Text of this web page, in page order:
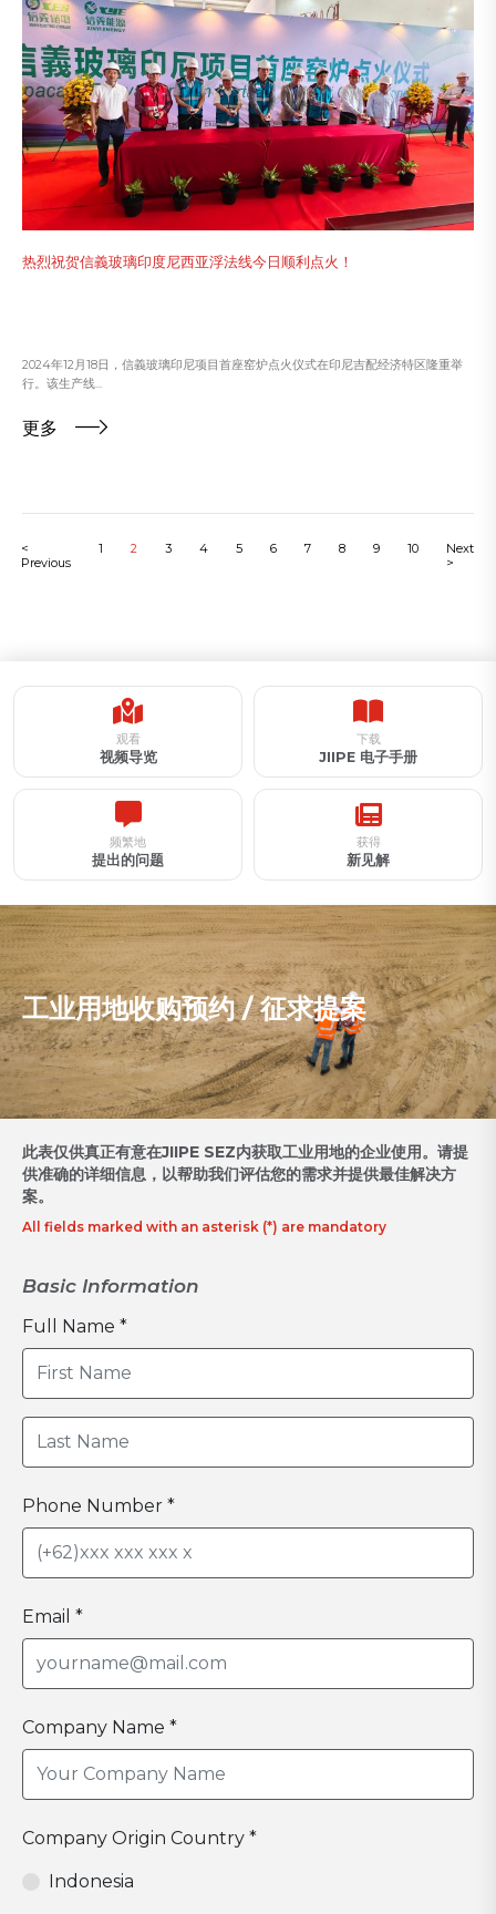
热烈祝贺信義玻璃印度尼西亚浮法线今日顺利点火！
2024年12月18日，信義玻璃印尼项目首座窑炉点火仪式在印尼吉配经济特区隆重举
行。该生产线...
更多
<
Previous
1 2 3 4 5 6 7 8 9 10
Next
>
观看
视频导览
下载
JIIPE 电子手册
频繁地
提出的问题
获得
新见解
工业用地收购预约 / 征求提案
此表仅供真正有意在JIIPE SEZ内获取工业用地的企业使用。请提
供准确的详细信息，以帮助我们评估您的需求并提供最佳解决方
案。
All fields marked with an asterisk (*) are mandatory
Basic Information
Full Name *
Phone Number *
Email *
Company Name *
Company Origin Country *
Indonesia